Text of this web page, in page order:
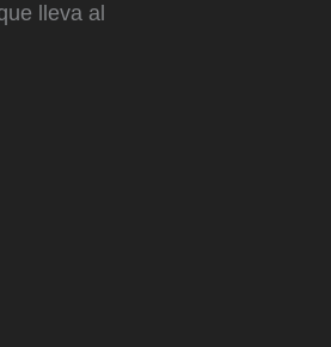
lleva al